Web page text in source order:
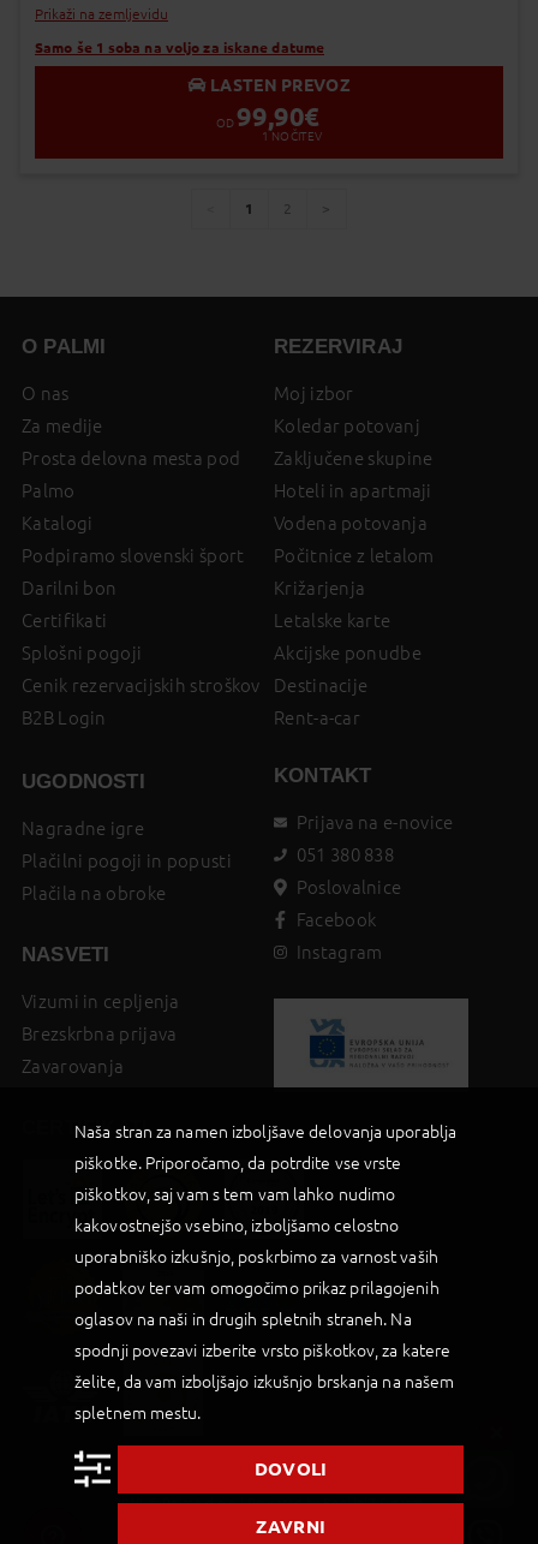
Prikaži na zemljevidu
Samo še 1 soba na voljo za iskane datume
LASTEN PREVOZ
OD 99,90€
1 NOČITEV
You're
1
page
2
O PALMI
O nas
Za medije
Prosta delovna mesta pod
Palmo
Katalogi
Podpiramo slovenski šport
Darilni bon
Certifikati
Splošni pogoji
Cenik rezervacijskih stroškov
B2B Login
UGODNOSTI
Nagradne igre
Plačilni pogoji in popusti
Plačila na obroke
NASVETI
Vizumi in cepljenja
Brezskrbna prijava
Zavarovanja
REZERVIRAJ
Moj izbor
Koledar potovanj
Zaključene skupine
Hoteli in apartmaji
Vodena potovanja
Počitnice z letalom
Križarjenja
Letalske karte
Akcijske ponudbe
Destinacije
Rent-a-car
KONTAKT
Prijava na e-novice
051 380 838
Poslovalnice
Facebook
Instagram
CERTIFIKATI
2019 © Palma d.o.o |Powered by BookiniT System
Naša stran za namen izboljšave delovanja uporablja
piškotke. Priporočamo, da potrdite vse vrste
piškotkov, saj vam s tem vam lahko nudimo
kakovostnejšo vsebino, izboljšamo celostno
uporabniško izkušnjo, poskrbimo za varnost vaših
podatkov ter vam omogočimo prikaz prilagojenih
oglasov na naši in drugih spletnih straneh. Na
spodnji povezavi izberite vrsto piškotkov, za katere
želite, da vam izboljšajo izkušnjo brskanja na našem
spletnem mestu.
DOVOLI
ZAVRNI